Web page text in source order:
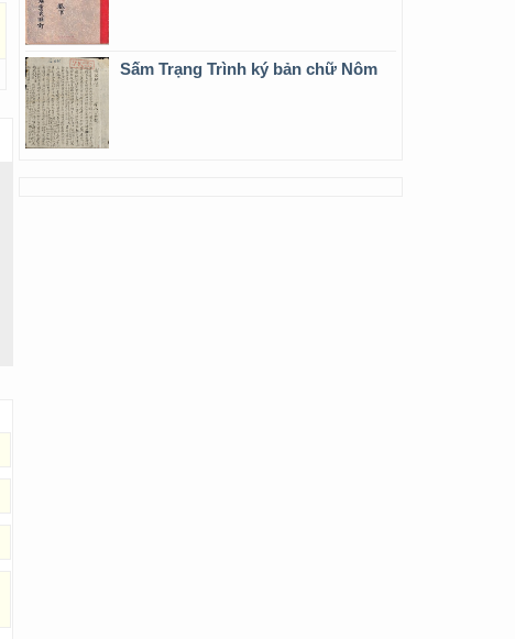
Sấm Trạng Trình ký bản chữ Nôm